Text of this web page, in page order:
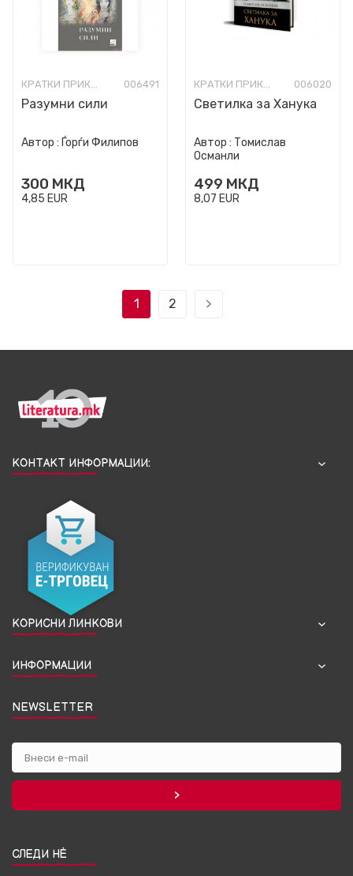
КРАТКИ ПРИКАЗНИ 006491
Разумни сили
Автор : Ѓорѓи Филипов
300 МКД
4,85 EUR
КРАТКИ ПРИКАЗНИ 006020
Светилка за Ханука
Автор : Томислав
Османли
499 МКД
8,07 EUR
1 2
КОНТАКТ ИНФОРМАЦИИ:
КОРИСНИ ЛИНКОВИ
ИНФОРМАЦИИ
NEWSLETTER
СЛЕДИ НЀ